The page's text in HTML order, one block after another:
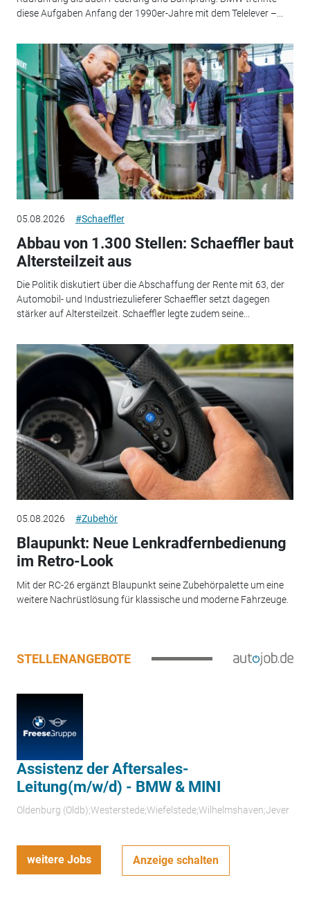
diese Aufgaben Anfang der 1990er-Jahre mit dem Telelever –...
05.08.2026 #Schaeffler
Abbau von 1.300 Stellen: Schaeffler baut
Altersteilzeit aus
Die Politik diskutiert über die Abschaffung der Rente mit 63, der
Automobil- und Industriezulieferer Schaeffler setzt dagegen
stärker auf Altersteilzeit. Schaeffler legte zudem seine...
05.08.2026 #Zubehör
Blaupunkt: Neue Lenkradfernbedienung
im Retro-Look
Mit der RC-26 ergänzt Blaupunkt seine Zubehörpalette um eine
weitere Nachrüstlösung für klassische und moderne Fahrzeuge.
STELLENANGEBOTE
Assistenz der Aftersales-
Leitung(m/w/d) - BMW & MINI
Oldenburg (Oldb);Westerstede;Wiefelstede;Wilhelmshaven;Jever
weitere Jobs Anzeige schalten